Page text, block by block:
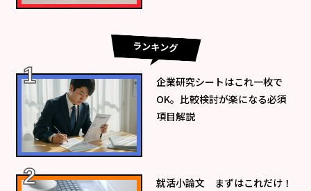
ランキング
企業研究シートはこれ一枚で
OK。比較検討が楽になる必須
項目解説
就活小論文 まずはこれだけ！